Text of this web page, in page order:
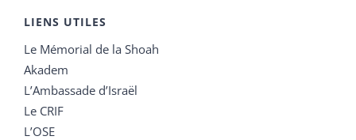
LIENS UTILES
Le Mémorial de la Shoah
Akadem
L’Ambassade d’Israël
Le CRIF
L’OSE